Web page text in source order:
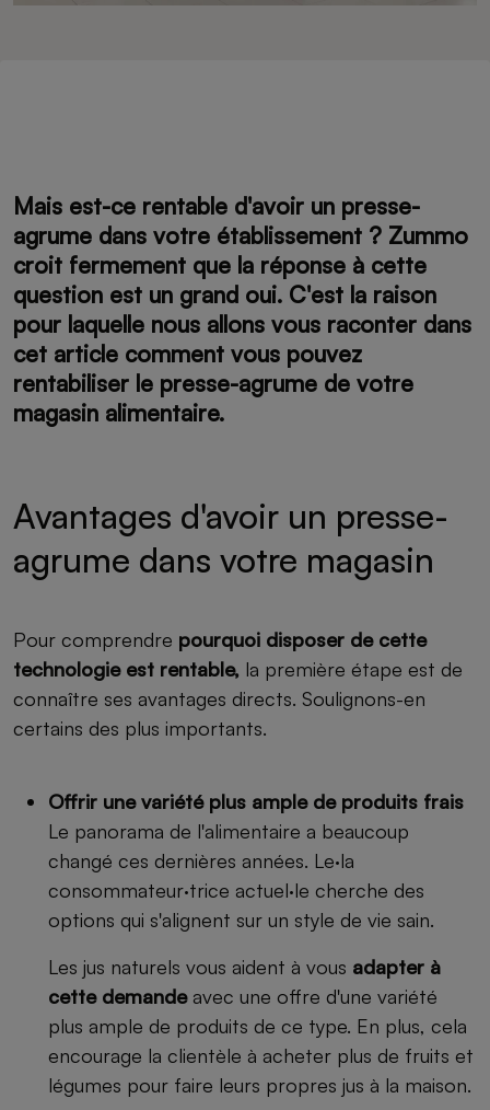
Mais est-ce rentable d'avoir un presse-
agrume dans votre établissement ? Zummo
croit fermement que la réponse à cette
question est un grand oui. C'est la raison
pour laquelle nous allons vous raconter dans
cet article comment vous pouvez
rentabiliser le presse-agrume de votre
magasin alimentaire.
Avantages d'avoir un presse-
agrume dans votre magasin
Pour comprendre pourquoi disposer de cette
technologie est rentable, la première étape est de
connaître ses avantages directs. Soulignons-en
certains des plus importants.
Offrir une variété plus ample de produits frais
Le panorama de l'alimentaire a beaucoup
changé ces dernières années. Le·la
consommateur·trice actuel·le cherche des
options qui s'alignent sur un style de vie sain.
Les jus naturels vous aident à vous adapter à
cette demandeavec une offre d'une variété
plus ample de produits de ce type. En plus, cela
encourage la clientèle à acheter plus de fruits et
légumes pour faire leurs propres jus à la maison.